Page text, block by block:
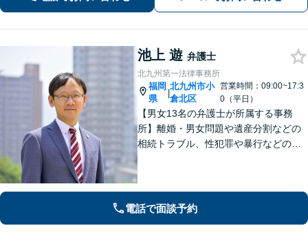
談ください【夜間・休日対応】
池上 遊 弁護士
北九州第一法律事務所
福岡
県
|
北九州市小
倉北区
営業時間：09:00~17:3
0（平日）
【男女13名の弁護士が所属する事務
所】離婚・男女問題や遺産分割などの
相続トラブル、性犯罪や暴行などの刑
します【土日祝・当日対応可】
電話で面談予約